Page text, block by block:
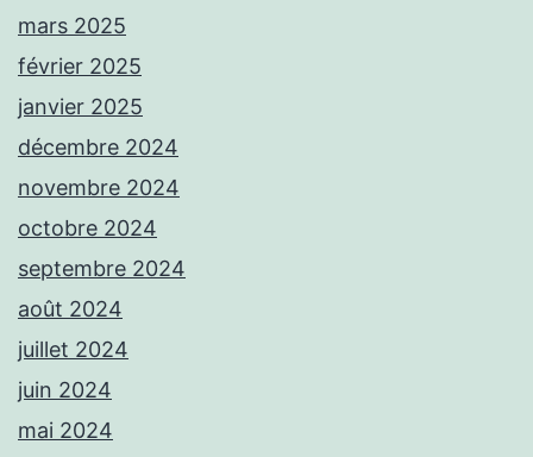
mars 2025
février 2025
janvier 2025
décembre 2024
novembre 2024
octobre 2024
septembre 2024
août 2024
juillet 2024
juin 2024
mai 2024